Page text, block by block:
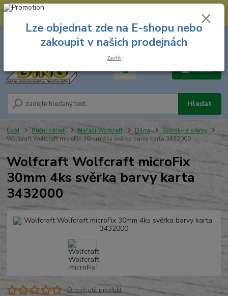
--- Spojovací materiál: 774 431 045 --- Prodejna nářadí: 731 449 423 --
Menu
Hledat
8.00 hod. - 16.00 hod.
za
Úvod Ruční nářadí Nářadí Wolfcraft Dílna
Svěráky a svorky
Wolfcraft Wolfcraft microFix 30mm 4ks svěrka barvy karta 3432000
Wolfcraft Wolfcraft microFix
30mm 4ks svěrka barvy karta
3432000
Ohodnotit produkt
Lze objednat zde na E-shopu nebo
zakoupit v našich prodejnách
Zavřít